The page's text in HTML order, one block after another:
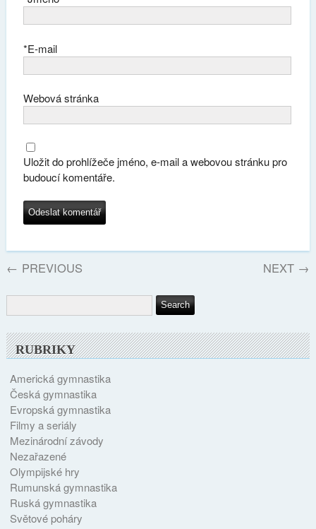
E-mail
*
Webová stránka
Uložit do prohlížeče jméno, e-mail a webovou stránku pro
budoucí komentáře.
← PREVIOUS NEXT →
RUBRIKY
Americká gymnastika
Česká gymnastika
Evropská gymnastika
Filmy a seriály
Mezinárodní závody
Nezařazené
Olympijské hry
Rumunská gymnastika
Ruská gymnastika
Světové poháry